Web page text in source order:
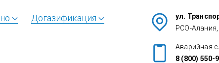
Догазификация
ул.
РСО-Алания,
Аварийная
8 (800) 550-